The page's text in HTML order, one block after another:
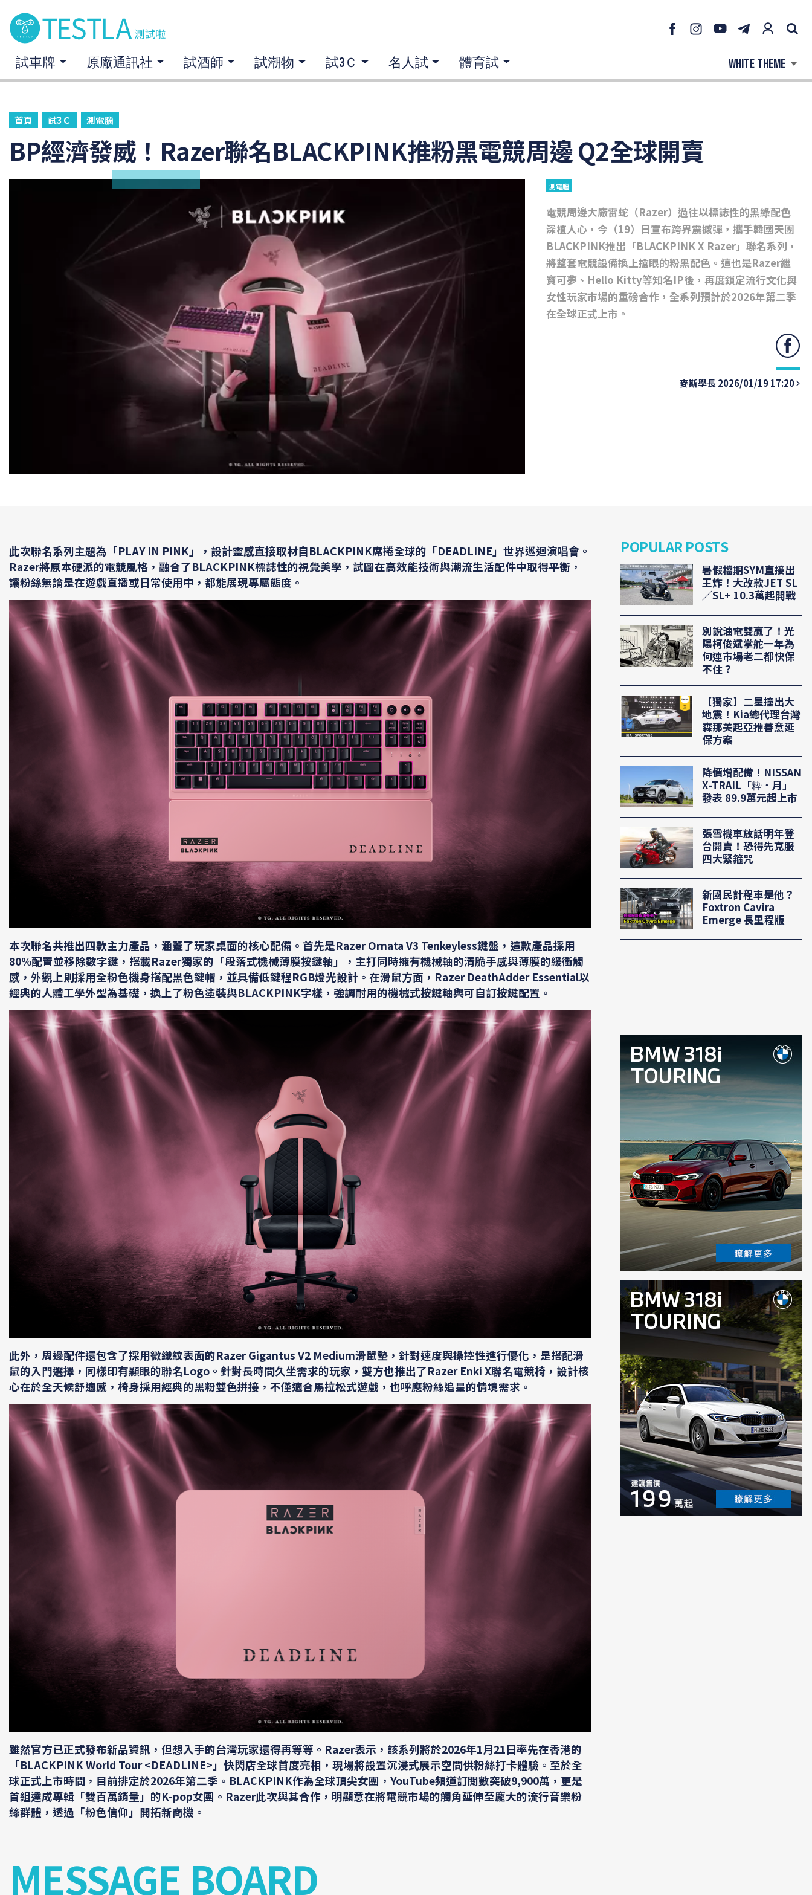
試車牌 原廠通訊社 試酒師 試潮物 試3Ｃ 名人試 體育試
首頁 試3Ｃ 測電腦
BP經濟發威！Razer聯名BLACKPINK推粉黑電競周邊 Q2全球開賣
測電腦
電競周邊大廠雷蛇（Razer）過往以標誌性的黑綠配色
深植人心，今（19）日宣布跨界震撼彈，攜手韓國天團
BLACKPINK推出「BLACKPINK X Razer」聯名系列，
將整套電競設備換上搶眼的粉黑配色。這也是Razer繼
寶可夢、Hello Kitty等知名IP後，再度鎖定流行文化與
女性玩家市場的重磅合作，全系列預計於2026年第二季
在全球正式上市。
麥斯學長 2026/01/19 17:20
此次聯名系列主題為「PLAY IN PINK」，設計靈感直接取材自BLACKPINK席捲全球的「DEADLINE」世界巡迴演唱會。
Razer將原本硬派的電競風格，融合了BLACKPINK標誌性的視覺美學，試圖在高效能技術與潮流生活配件中取得平衡，
讓粉絲無論是在遊戲直播或日常使用中，都能展現專屬態度。
本次聯名共推出四款主力產品，涵蓋了玩家桌面的核心配備。首先是Razer Ornata V3 Tenkeyless鍵盤，這款產品採用
80%配置並移除數字鍵，搭載Razer獨家的「段落式機械薄膜按鍵軸」，主打同時擁有機械軸的清脆手感與薄膜的緩衝觸
感，外觀上則採用全粉色機身搭配黑色鍵帽，並具備低鍵程RGB燈光設計。在滑鼠方面，Razer DeathAdder Essential以
經典的人體工學外型為基礎，換上了粉色塗裝與BLACKPINK字樣，強調耐用的機械式按鍵軸與可自訂按鍵配置。
此外，周邊配件還包含了採用微織紋表面的Razer Gigantus V2 Medium滑鼠墊，針對速度與操控性進行優化，是搭配滑
鼠的入門選擇，同樣印有顯眼的聯名Logo。針對長時間久坐需求的玩家，雙方也推出了Razer Enki X聯名電競椅，設計核
心在於全天候舒適感，椅身採用經典的黑粉雙色拼接，不僅適合馬拉松式遊戲，也呼應粉絲追星的情境需求。
雖然官方已正式發布新品資訊，但想入手的台灣玩家還得再等等。Razer表示，該系列將於2026年1月21日率先在香港的
「BLACKPINK World Tour <DEADLINE>」快閃店全球首度亮相，現場將設置沉浸式展示空間供粉絲打卡體驗。至於全
球正式上市時間，目前排定於2026年第二季。BLACKPINK作為全球頂尖女團，YouTube頻道訂閱數突破9,900萬，更是
首組達成專輯「雙百萬銷量」的K-pop女團。Razer此次與其合作，明顯意在將電競市場的觸角延伸至龐大的流行音樂粉
絲群體，透過「粉色信仰」開拓新商機。
MESSAGE BOARD
POPULAR POSTS
暑假檔期SYM直接出
王炸！大改款JET SL
／SL+ 10.3萬起開戰
別說油電雙贏了！光
陽柯俊斌掌舵一年為
何連市場老二都快保
不住？
【獨家】二星撞出大
地震！Kia總代理台灣
森那美起亞推善意延
保方案
降價增配備！NISSAN
X-TRAIL「粋．月」
發表 89.9萬元起上市
張雪機車放話明年登
台開賣！恐得先克服
四大緊箍咒
新國民計程車是他？
Foxtron Cavira
Emerge 長里程版